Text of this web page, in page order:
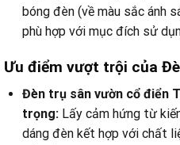
bóng đèn (về màu sắc ánh
phù hợp với mục đích sử
Ưu điểm vượt trội của
Đèn trụ sân vườn cổ điển
trọng: Lấy cảm hứng từ
dáng đèn kết hợp với chất